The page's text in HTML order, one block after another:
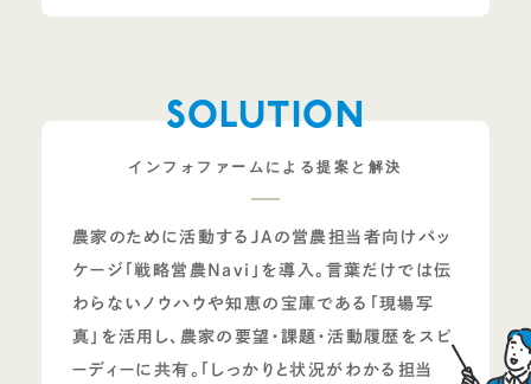
SOLUTION
インフォファームによる提案と解決
農家のために活動するJAの営農担当者向けパッ
ケージ「戦略営農Navi」を導入。言葉だけでは伝
わらないノウハウや知恵の宝庫である「現場写
真」を活用し、農家の要望・課題・活動履歴をスピ
ーディーに共有。「しっかりと状況がわかる担当